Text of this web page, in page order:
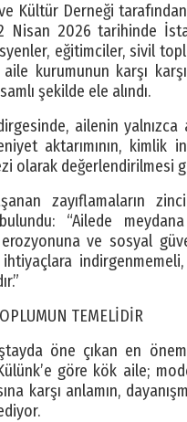
Kültür Derneği
Nisan 2026 tarihinde
eğitimciler, sivil
aile kurumunun karşı
şekilde ele alındı.
ailenin
aktarımının, kimlik
olarak değerlendirilmesi
zayıflamaların
“Ailede
ve sosyal
ihtiyaçlara
TEMELİDİR
öne çıkan en
göre kök aile;
karşı anlamın,